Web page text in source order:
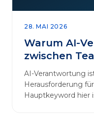
28. MAI 2026
Warum AI-
zwischen
AI-Verantwortung
Herausforderung
Hauptkeyword hier